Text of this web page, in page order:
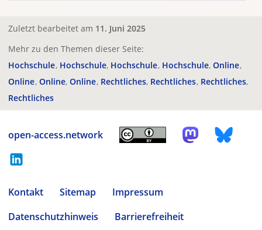
Zuletzt bearbeitet am 11. Juni 2025
Mehr zu den Themen dieser Seite:
Hochschule Hochschule Hochschule Hochschule Online
Online Online Online Rechtliches Rechtliches Rechtliches
Rechtliches
open-access.network
Kontakt Sitemap
Impressum
Datenschutzhinweis
Barrierefreiheit